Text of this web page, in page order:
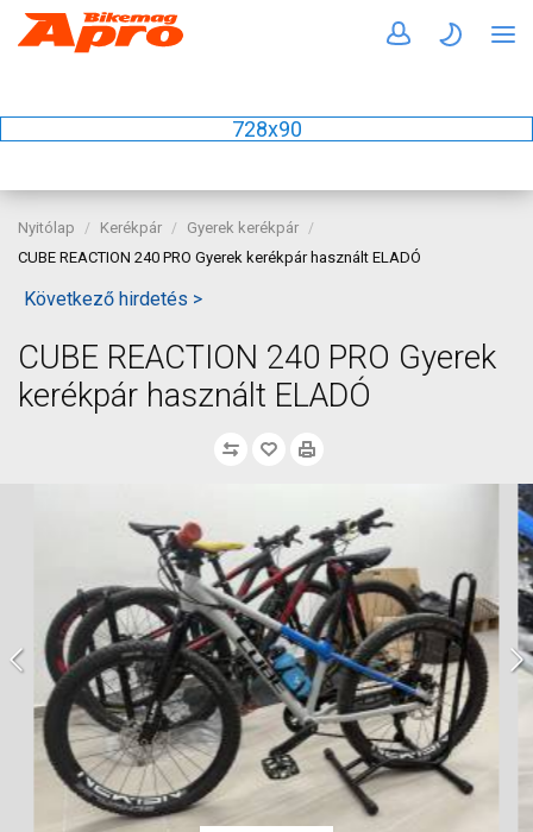
728x90
Nyitólap Kerékpár
Gyerek kerékpár
CUBE REACTION 240 PRO Gyerek kerékpár használt ELADÓ
Következő hirdetés >
CUBE REACTION 240 PRO Gyerek
kerékpár használt ELADÓ